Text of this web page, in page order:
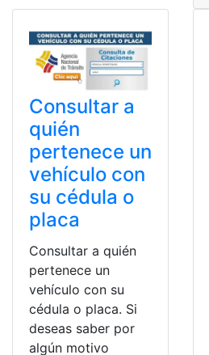
Consultar a
quién
pertenece un
vehículo con
su cédula o
placa
Consultar a quién
pertenece un
vehículo con su
cédula o placa. Si
deseas saber por
algún motivo